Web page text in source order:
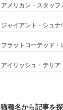
アメリカン・スタッ
ジャイアント・シュナ
フラットコーテッド・
アイリッシュ・テリア
猫種名から記事を